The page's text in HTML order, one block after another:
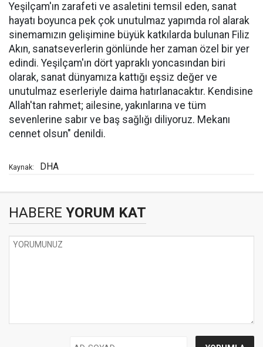
Yeşilçam'ın zarafeti ve asaletini temsil eden, sanat
hayatı boyunca pek çok unutulmaz yapımda rol alarak
sinemamızın gelişimine büyük katkılarda bulunan Filiz
Akın, sanatseverlerin gönlünde her zaman özel bir yer
edindi. Yeşilçam'ın dört yapraklı yoncasından biri
olarak, sanat dünyamıza kattığı eşsiz değer ve
unutulmaz eserleriyle daima hatırlanacaktır. Kendisine
Allah'tan rahmet; ailesine, yakınlarına ve tüm
sevenlerine sabır ve baş sağlığı diliyoruz. Mekanı
cennet olsun" denildi.
Kaynak: DHA
HABERE YORUM KAT